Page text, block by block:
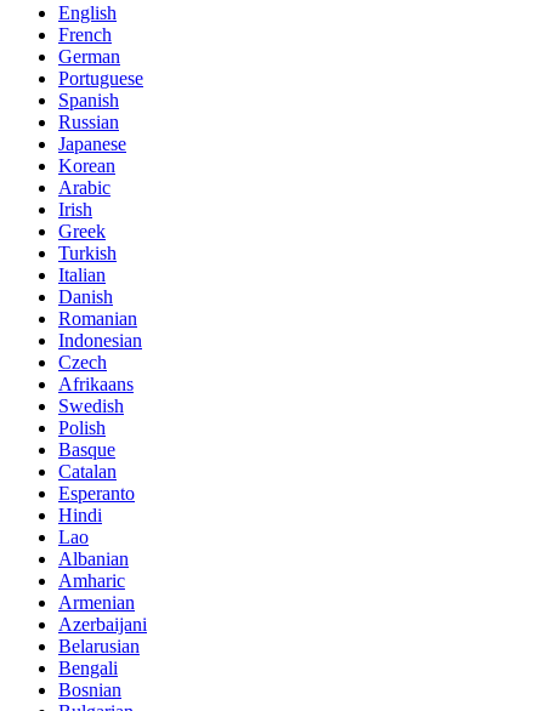
English
French
German
Portuguese
Spanish
Russian
Japanese
Korean
Arabic
Irish
Greek
Turkish
Italian
Danish
Romanian
Indonesian
Czech
Afrikaans
Swedish
Polish
Basque
Catalan
Esperanto
Hindi
Lao
Albanian
Amharic
Armenian
Azerbaijani
Belarusian
Bengali
Bosnian